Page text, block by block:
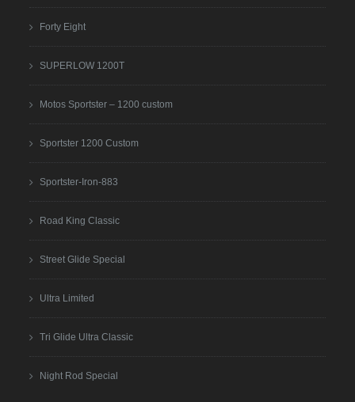
Forty Eight
SUPERLOW 1200T
Motos Sportster – 1200 custom
Sportster 1200 Custom
Sportster-Iron-883
Road King Classic
Street Glide Special
Ultra Limited
Tri Glide Ultra Classic
Night Rod Special